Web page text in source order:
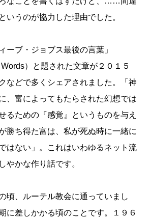
いうのが協力した理由でした。
ーブ・ジョブス最後の言葉」
Words）と題された文章が２０１５
などで多くシェアされました。「神
、富によってもたらされた幻想では
るための『感覚』というものを与え
勝ち得た富は、私が死ぬ時に一緒に
はない」。これはいわゆるネット流
やかな作り話です。
頃、ルーテル教会に通っていまし
に差しかかる頃のことです。１９６